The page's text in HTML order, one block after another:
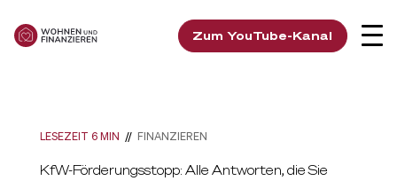
Zum YouTube-Kanal
LESEZEIT 6 MIN // FINANZIEREN
KfW-Förderungsstopp: Alle Antworten, die Sie